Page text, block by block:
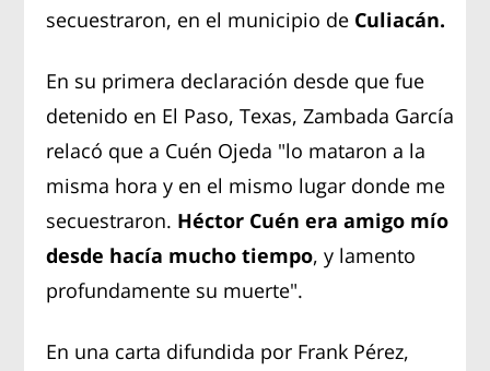
secuestraron, en el municipio de Culiacán.
En su primera declaración desde que fue
detenido en El Paso, Texas, Zambada García
relacó que a Cuén Ojeda "lo mataron a la
misma hora y en el mismo lugar donde me
secuestraron. Héctor Cuén era amigo mío
desde hacía mucho tiempo, y lamento
profundamente su muerte".
En una carta difundida por Frank Pérez,